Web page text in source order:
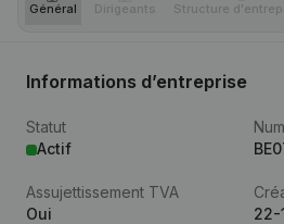
Général Dirigeants Structure
Informations d’entreprise
Statut
Actif
Assujettissement TVA
Oui
22-